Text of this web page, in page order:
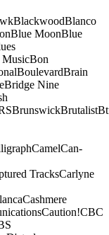
BlackwoodBlanco
Blue MoonBlue
MusicBon
BoulevardBrain
Bridge Nine
BrunswickBrutalist
CamelCan-
TracksCarlyne
Cashmere
Caution!CBC